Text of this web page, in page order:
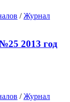
/Журнал
2013 год
/Журнал